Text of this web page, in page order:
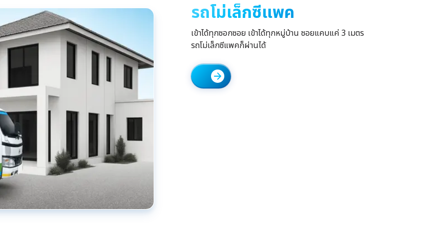
รถโม่เล็กซีแพค
เข้าได้ทุกซอกซอย เข้าได้ทุกหมู่บ้าน ซอยแคบแค่ 3 เมตร
รถโม่เล็กซีแพคก็ผ่านได้